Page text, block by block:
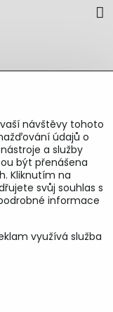
návštěvy tohoto
údajů o
a služby
být přenášena
Kliknutím na
svůj souhlas s
informace
využívá služba